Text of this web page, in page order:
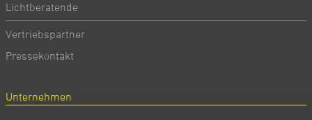
Lichtberatende
Vertriebspartner
Pressekontakt
Unternehmen